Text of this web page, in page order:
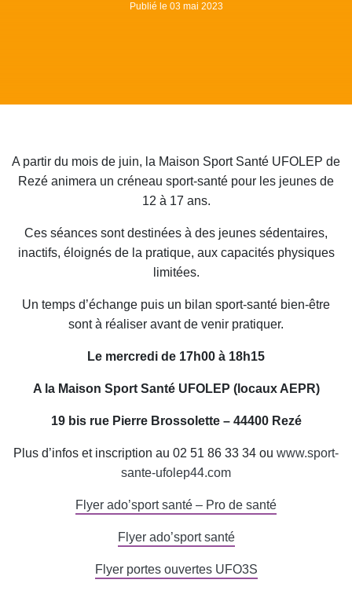
Publié le 03 mai 2023
A partir du mois de juin, la Maison Sport Santé UFOLEP de
Rezé animera un créneau sport-santé pour les jeunes de
12 à 17 ans.
Ces séances sont destinées à des jeunes sédentaires,
inactifs, éloignés de la pratique, aux capacités physiques
limitées.
Un temps d’échange puis un bilan sport-santé bien-être
sont à réaliser avant de venir pratiquer.
Le mercredi de 17h00 à 18h15
A la Maison Sport Santé UFOLEP (locaux AEPR)
19 bis rue Pierre Brossolette – 44400 Rezé
Plus d’infos et inscription au 02 51 86 33 34 ou www.sport-
sante-ufolep44.com
Flyer ado’sport santé – Pro de santé
Flyer ado’sport santé
Flyer portes ouvertes UFO3S